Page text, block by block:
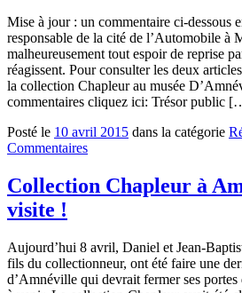
Mise à jour : un commentaire ci-dessous
responsable de la cité de l’Automobile à
malheureusement tout espoir de reprise
réagissent. Pour consulter les deux
la collection Chapleur au musée
commentaires cliquez ici: Trésor public
Posté le 10 avril 2015 dans la catégorie
Commentaires
Collection Chapleur à
visite !
Aujourd’hui 8 avril, Daniel et Jean-
fils du collectionneur, ont été faire une
d’Amnéville qui devrait fermer ses portes